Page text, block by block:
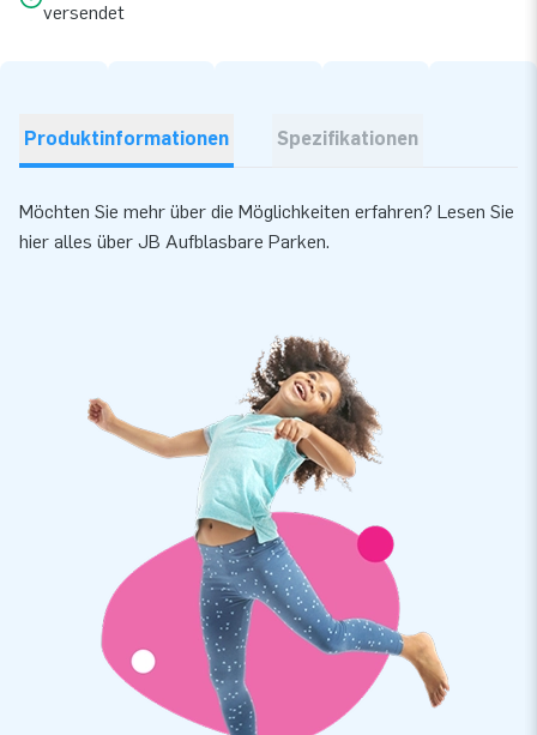
versendet
Produktinformationen Spezifikationen
Möchten Sie mehr über die Möglichkeiten erfahren? Lesen Sie
hier alles über JB Aufblasbare Parken.